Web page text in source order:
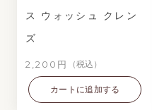
ス ウォッシュ クレン
ズ
2,200円 （税込）
カートに追加する